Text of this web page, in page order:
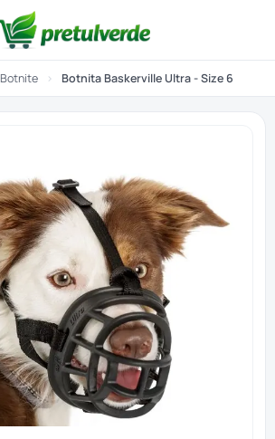
Botnite › Botnita Baskerville Ultra - Size 6